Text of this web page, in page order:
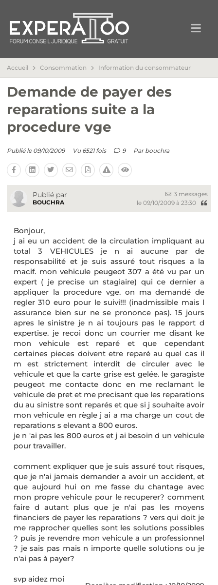
Accueil Consommation Information du consommateur
Demande de payer des
reparations suite a la
procedure vge
Publié le 09/10/2009 Vu 6521 fois 9 Par bouchra
Publié par
BOUCHRA
3 messages
le 09/10/2009 à 23:30
Bonjour,
j ai eu un accident de la circulation impliquant au
total 3 VEHICULES je n ai aucune par de
responsabilité et je suis assuré tout risques a la
macif. mon vehicule peugeot 307 a été vu par un
expert ( je precise un stagiaire) qui ce dernier a
appliquer la procedure vge. on ma demandé de
regler 310 euro pour le suivi!!! (inadmissible mais l
assurance bien sur ne se prononce pas). 15 jours
apres le sinistre je n ai toujours pas le rapport d
expertise. je recoi donc un courrier me disant ke
mon vehicule est reparé et que cependant
certaines pieces doivent etre reparé au quel cas il
m est strictement interdit de circuler avec le
vehicule et que la carte grise est gelée. le garagiste
peugeot me contacte donc en me reclamant le
vehicule de pret et me precisant que les reparations
du au sinistre sont reparés et que si j souhaite avoir
mon vehicule en règle j ai a ma charge un cout de
reparations s elevant a 800 euros.
je n 'ai pas les 800 euros et j ai besoin d un vehicule
pour travailler.
comment expliquer que je suis assuré tout risques,
que je n'ai jamais demander a avoir un accident, et
que aujourd hui on me fasse du chantage avec
mon propre vehicule pour le recuperer? comment
faire d autant plus que je n'ai pas les moyens
financiers de payer les reparations ? vers qui doit je
me rapprocher quelles sont les solutions possibles
? puis je revendre mon vehicule a un professionnel
? je sais pas mais n importe quelle solutions ou je
n'ai pas à payer?
svp aidez moi